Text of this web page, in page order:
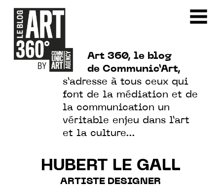
Art 360, le blog
de Communic’Art,
s’adresse à tous ceux qui
font de la médiation et de
la communication un
véritable enjeu dans l’art
et la culture…
HUBERT LE GALL
ARTISTE DESIGNER